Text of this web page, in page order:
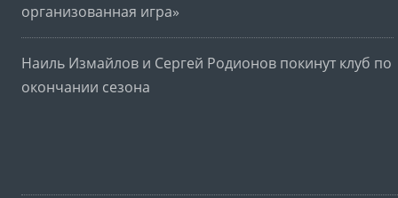
организованная игра»
Наиль Измайлов и Сергей Родионов покинут клуб по
окончании сезона